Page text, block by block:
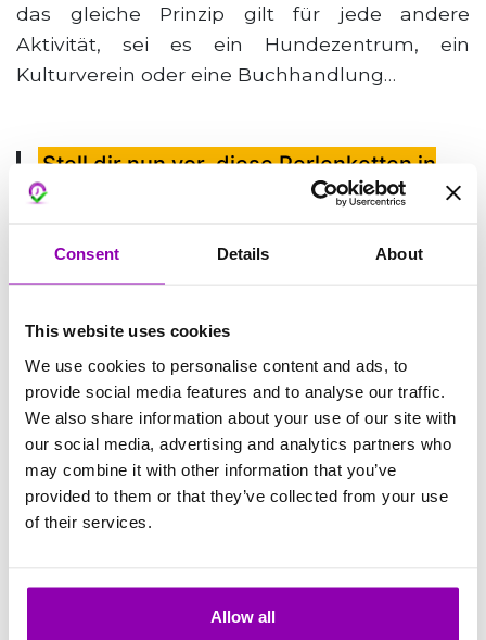
Consent Details About
This website uses cookies
We use cookies to personalise content and ads, to
provide social media features and to analyse our traffic.
We also share information about your use of our site with
our social media, advertising and analytics partners who
may combine it with other information that you’ve
provided to them or that they’ve collected from your use
of their services.
Allow all
das gleiche Prinzip gilt für jede andere
Aktivität, sei es ein Hundezentrum, ein
Kulturverein oder eine Buchhandlung…
Stell dir nun vor, diese Perlenketten in
eine Kette von KREDITEN umzuwandeln
Zahlungssystem verwenden kannst, klicke
HIER